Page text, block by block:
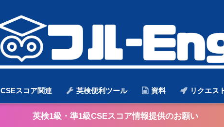
CSEスコア関連 英検便利ツール 資料 リクエス
英検1級・準1級CSEスコア情報提供のお願い